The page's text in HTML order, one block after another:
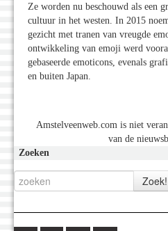
Ze worden nu beschouwd als een
cultuur in het westen. In 2015
gezicht met tranen van vreugde
ontwikkeling van emoji werd
gebaseerde emoticons, evenals
en buiten Japan.
Amstelveenweb.com is niet
van de
Zoeken